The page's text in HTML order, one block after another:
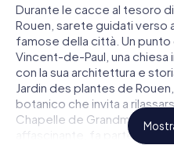
Durante le cacce al tesoro
Rouen, sarete guidati verso
famose della città. Un punto
Vincent-de-Paul, una
con la sua architettura e
Jardin des plantes de
botanico che invita a
Chapelle de Grandmont,
affascinante, fa parte del